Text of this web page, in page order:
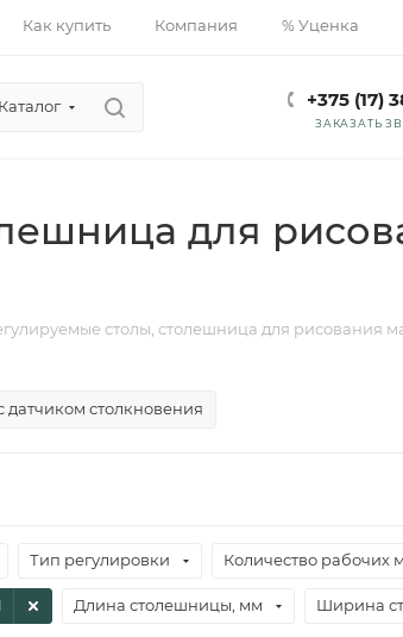
Как купить Компания % Уценка
Каталог +375 (17)
ЗАКАЗАТЬ
для
столы, cтолешница для рисования
датчиком столкновения
Тип регулировки Количество рабочих
Длина столешницы, мм Ширина